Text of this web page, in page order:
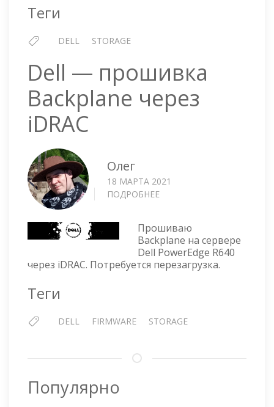
Теги
DELL STORAGE
Dell — прошивка
Backplane через
iDRAC
Олег
18 МАРТА 2021
ПОДРОБНЕЕ
ПРОШИВКА
BACKPLANE
ЧЕРЕЗ
IDRAC
Прошиваю
Backplane на сервере
Dell PowerEdge R640
через iDRAC. Потребуется перезагрузка.
Теги
DELL FIRMWARE STORAGE
Популярно